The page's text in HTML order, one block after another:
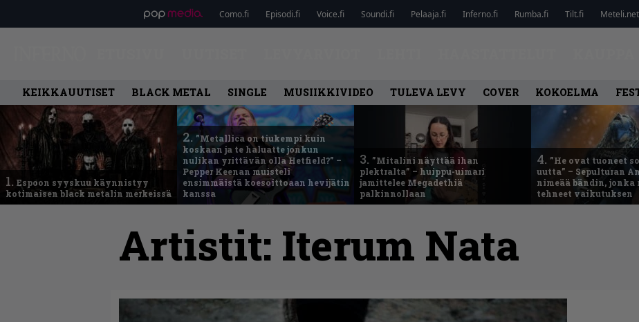
Como.fi Episodi.fi Voice.fi Soundi.fi Pelaaja.fi Inferno.fi Rumba.fi Tilt.fi Meteli.net
KEIKKAUUTISET BLACK METAL SINGLE MUSIIKKIVIDEO TULEVA LEVY COVER KOKOELMA
1. Espoon syyskuu käynnistyy
kotimaisen black metalin merkeissä
2. ”Metallica on tiukempi kuin
koskaan ja te haluatte jonkun
nulikan yrittävän olla Hetfield?” –
Pepper Keenan muisteli
ensimmäistä koesoittoaan hevijätin
kanssa
3. ”Mitalini näyttää ihan
plektralta” – huippu-uimari
jamittelee Megadethiä
palkinnollaan
4. ”He ovat tuoneet
uutta” – Sepulturan
nimeää bändin,
tehneet vaikutuksen
Artistit: Iterum Nata